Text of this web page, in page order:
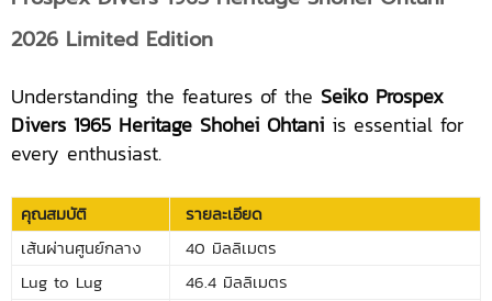
2026 Limited Edition
Understanding the features of the Seiko Prospex
Divers 1965 Heritage Shohei Ohtani is essential for
every enthusiast.
คุณสมบัติ
รายละเอียด
เส้นผ่านศูนย์กลาง
40 มิลลิเมตร
Lug to Lug
46.4 มิลลิเมตร